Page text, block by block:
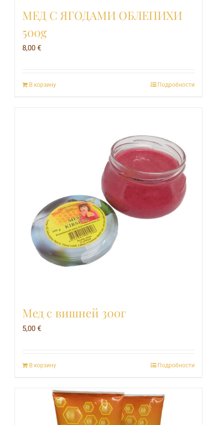
МЕД С ЯГОДАМИ ОБЛЕПИХИ
500g
8,00 €
В корзину Подробности
Мед с вишней 300г
5,00 €
В корзину Подробности